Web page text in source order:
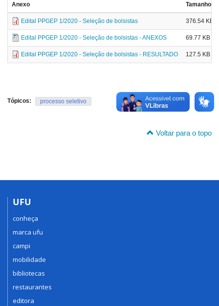
Anexo Tamanho
Edital PPGEP 1/2020 - Seleção de bolsistas 376.54 KB
Edital PPGEP 1/2020 - Seleção de bolsistas - ANEXOS 69.77 KB
Edital PPGEP 1/2020 - Seleção de bolsistas - RESULTADO 127.5 KB
Tópicos: processo seletivo
Voltar para o topo
UFU
conheça
marca ufu
campi
mobilidade
bibliotecas
restaurantes
editora